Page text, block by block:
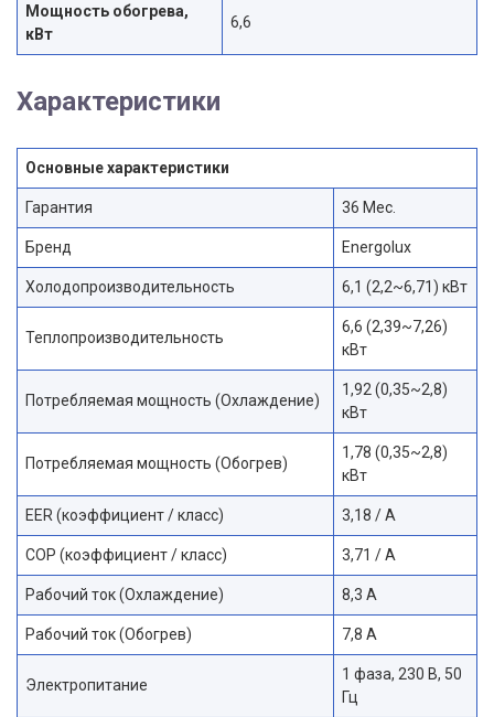
Мощность обогрева,
кВт
6,6
Характеристики
Основные характеристики
Гарантия 36 Мес.
Бренд Energolux
Холодопроизводительность 6,1 (2,2~6,71) кВт
Теплопроизводительность
6,6 (2,39~7,26)
кВт
Потребляемая мощность (Охлаждение)
1,92 (0,35~2,8)
кВт
Потребляемая мощность (Обогрев)
1,78 (0,35~2,8)
кВт
EER (коэффициент / класс) 3,18 / А
COP (коэффициент / класс) 3,71 / A
Рабочий ток (Охлаждение) 8,3 A
Рабочий ток (Обогрев) 7,8 А
Электропитание
1 фаза, 230 В, 50
Гц